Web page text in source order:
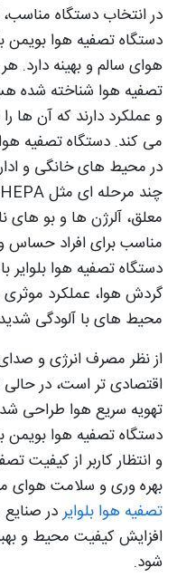
در انتخاب دستگاه
دستگاه تصفیه هوا بویمن
هوای سالم و بهینه دارد.
تصفیه هوا شناخته‌ شده
و عملکرد دارند که آن‌ ها
می‌ کند. دستگاه تصفیه
در محیط‌ های خانگی و
معلق، آلرژن‌ ها و بو های
مناسب برای افراد
دستگاه تصفیه هوا
گردش هوا، عملکرد
محیط‌ های با آلودگی
از نظر مصرف انرژی و
اقتصادی‌ تر است، در حالی
تهویه سریع هوا طراحی
دستگاه تصفیه هوا بویمن
و انتظار کاربر از کیفیت
بهره‌ وری و سلامت هوای
تصفیه هوا بلوایردر
افزایش کیفیت محیط و
شود.